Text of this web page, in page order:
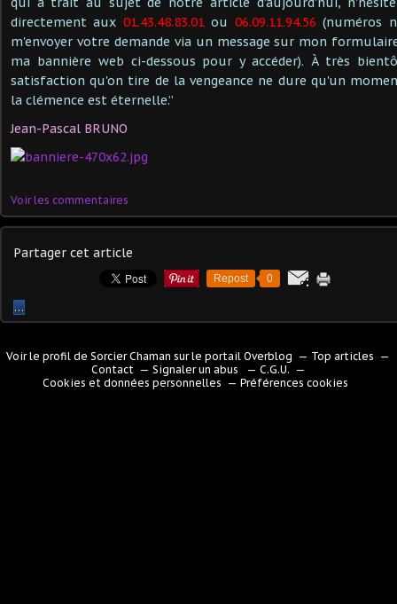
directement aux 01.43.48.83.01 ou 06.09.11.94.56 (numéros
m'envoyer votre demande via un message sur mon
ma bannière web ci-dessous pour y accéder). À très
satisfaction qu'on tire de la vengeance ne dure qu'un
la clémence est éternelle.”
Jean-Pascal BRUNO
Voir les commentaires
Partager cet article
Repost 0
…
Voir le profil deSorcier Chaman sur le portail Overblog
Top articles
Contact
Signaler un abus
C.G.U.
Cookies et données personnelles
Préférences cookies